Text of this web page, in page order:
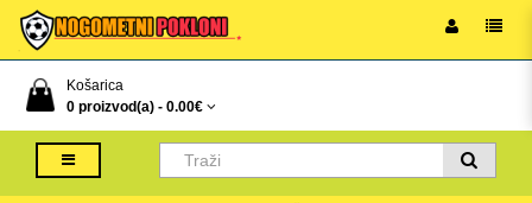
Košarica
0 proizvod(a) - 0.00€